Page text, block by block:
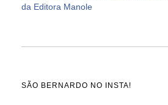
da Editora Manole
SÃO BERNARDO NO INSTA!